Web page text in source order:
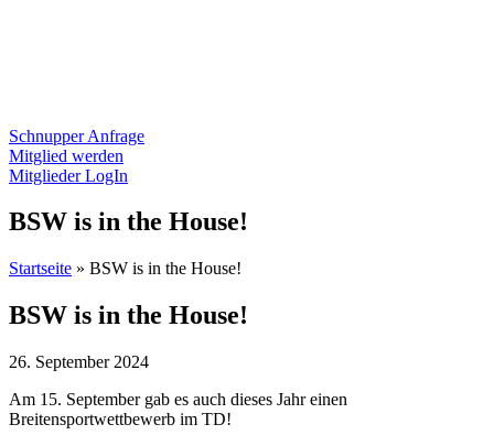
Schnupper Anfrage
Mitglied werden
Mitglieder LogIn
BSW is in the House!
Startseite » BSW is in the House!
BSW is in the House!
26. September 2024
Am 15. September gab es auch dieses Jahr einen
Breitensportwettbewerb im TD!